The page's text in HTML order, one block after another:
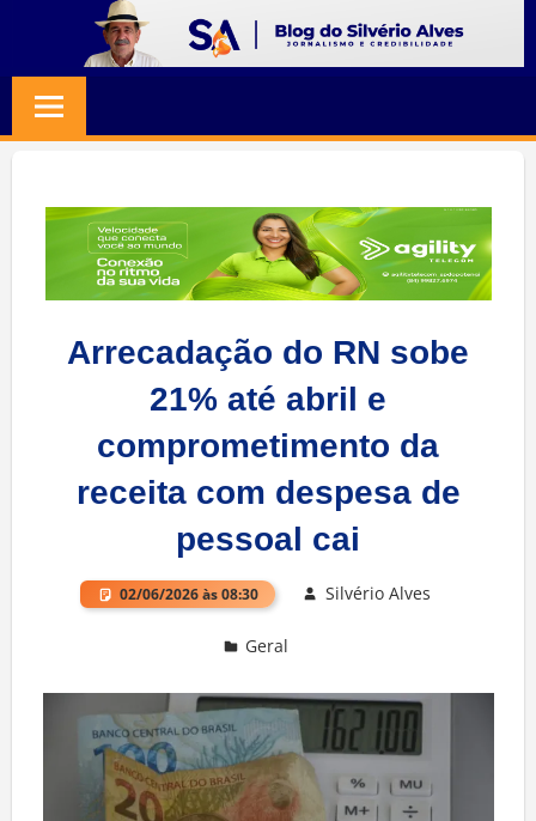
content
SILVERIO
ALVES
Jornalismo
Credibilidade
Arrecadação do RN sobe
21% até abril e
comprometimento da
receita com despesa de
pessoal cai
02/06/2026 às 08:30 Silvério Alves
Geral